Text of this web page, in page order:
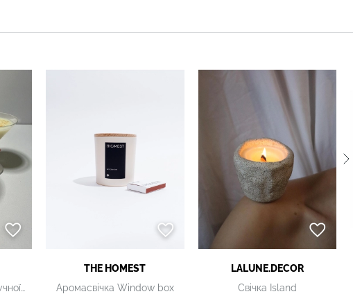
Ароматична свічка ручної роботи
THE HOMEST
Аромасвічка Window box
LALUNE.DECOR
Свічка Island